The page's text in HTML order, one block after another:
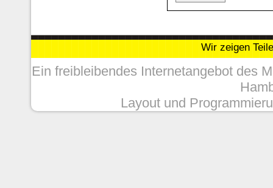
Wir zeigen
Ein freibleibendes Internetangebot des
Layout und